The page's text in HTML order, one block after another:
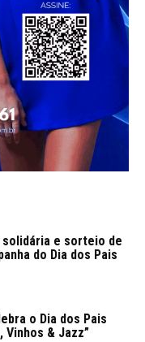
solidária e sorteio de
do Dia dos Pais
o Dia dos Pais
Vinhos & Jazz”